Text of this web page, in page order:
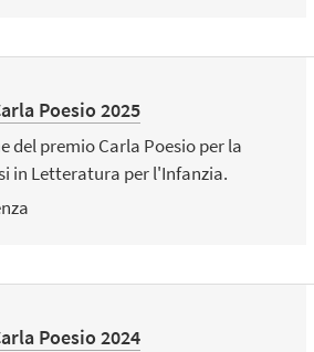
Poesio 2025
del premio Carla Poesio per la
in Letteratura per l'Infanzia.
Poesio 2024